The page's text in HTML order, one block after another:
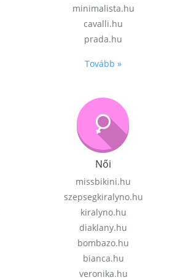
minimalista.hu
cavalli.hu
prada.hu
Tovább »
Női
missbikini.hu
szepsegkiralyno.hu
kiralyno.hu
diaklany.hu
bombazo.hu
bianca.hu
veronika.hu